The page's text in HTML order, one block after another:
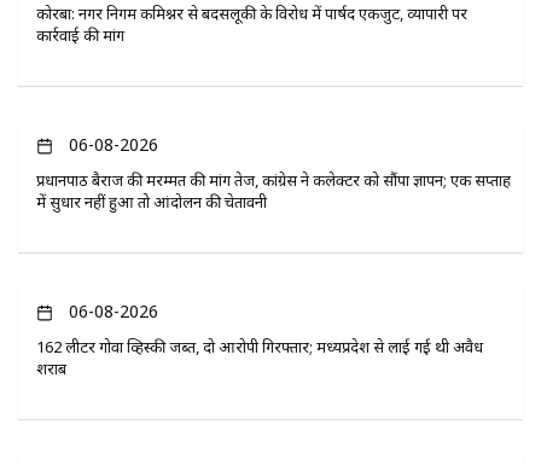
कोरबा: नगर निगम कमिश्नर से बदसलूकी के विरोध में पार्षद एकजुट, व्यापारी पर
कार्रवाई की मांग
06-08-2026
प्रधानपाठ बैराज की मरम्मत की मांग तेज, कांग्रेस ने कलेक्टर को सौंपा ज्ञापन; एक सप्ताह
में सुधार नहीं हुआ तो आंदोलन की चेतावनी
06-08-2026
162 लीटर गोवा व्हिस्की जब्त, दो आरोपी गिरफ्तार; मध्यप्रदेश से लाई गई थी अवैध
शराब